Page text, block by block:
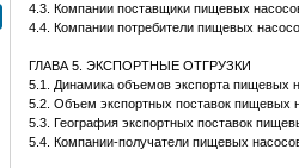
4.3. Компании поставщики пищевых
4.4. Компании потребители пищевых
ГЛАВА 5. ЭКСПОРТНЫЕ ОТГРУЗКИ
5.1. Динамика объемов экспорта пищевых
5.2. Объем экспортных поставок пищевых
5.3. География экспортных поставок
5.4. Компании-получатели пищевых